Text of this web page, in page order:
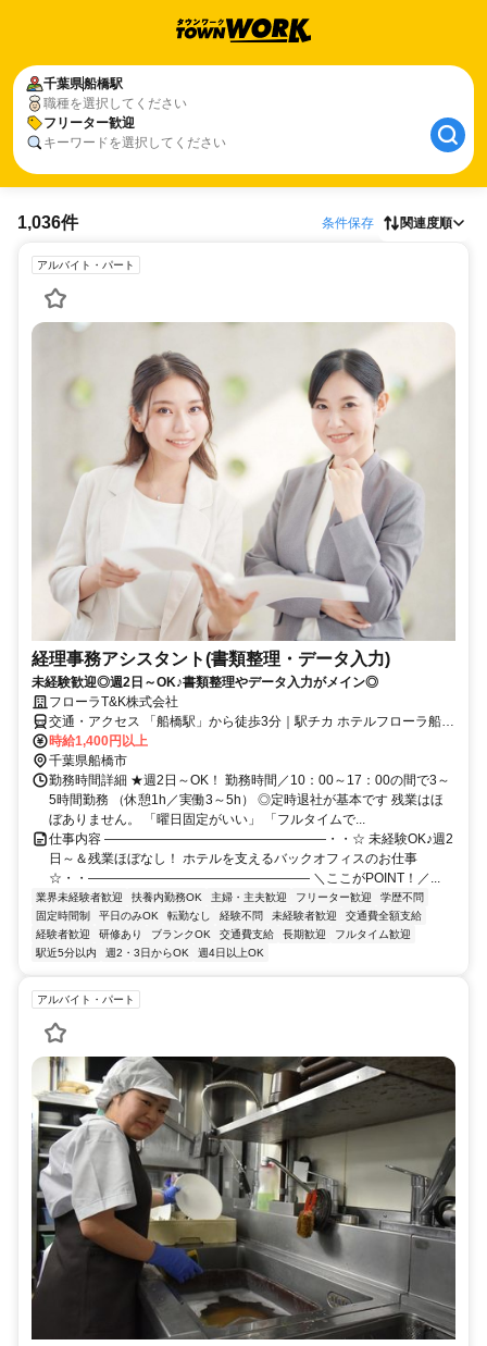
千葉県船橋駅
職種を選択してください
フリーター歓迎
キーワードを選択してください
1,036件 条件保存 関連度順
アルバイト・パート
経理事務アシスタント(書類整理・データ入力)
未経験歓迎◎週2日～OK♪書類整理やデータ入力がメイン◎
フローラT&K株式会社
交通・アクセス 「船橋駅」から徒歩3分｜駅チカ ホテルフローラ船橋
内
時給1,400円以上
千葉県船橋市
勤務時間詳細 ★週2日～OK！ 勤務時間／10：00～17：00の間で3～
5時間勤務 （休憩1h／実働3～5h） ◎定時退社が基本です 残業はほ
ぼありません。 「曜日固定がいい」 「フルタイムで...
仕事内容 ―――――――――――――――――・・☆ 未経験OK♪週2
日～＆残業ほぼなし！ ホテルを支えるバックオフィスのお仕事
☆・・――――――――――――――――― ＼ここがPOINT！／...
業界未経験者歓迎 扶養内勤務OK 主婦・主夫歓迎 フリーター歓迎
学歴不問
固定時間制
平日のみOK 転勤なし 経験不問 未経験者歓迎
交通費全額支給
経験者歓迎
研修あり ブランクOK 交通費支給 長期歓迎
フルタイム歓迎
駅近5分以内
週2・3日からOK 週4日以上OK
アルバイト・パート